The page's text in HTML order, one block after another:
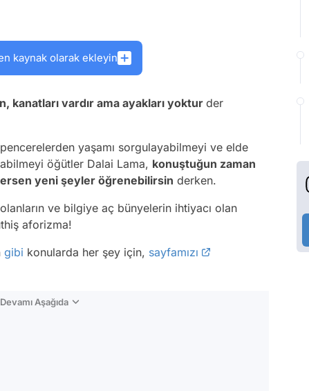
kaynak olarak ekleyin
kanatları vardır ama ayakları yoktur der
yaşamı sorgulayabilmeyi ve elde
öğütler Dalai Lama, konuştuğun zaman
yeni şeyler öğrenebilirsin derken.
ve bilgiye aç bünyelerin ihtiyacı olan
aforizma!
gibi konularda her şey için, sayfamızı
Aşağıda